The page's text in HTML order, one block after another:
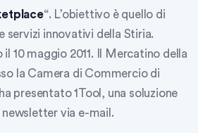
“. L’obiettivo è quello di
servizi innovativi della Stiria.
il 10 maggio 2011. Il Mercatino della
la Camera di Commercio di
ha presentato 1Tool, una soluzione
via e-mail.